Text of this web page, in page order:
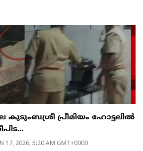
കുടുംബശ്രീ പ്രീമിയം ഹോട്ടലില്‍
17, 2026, 5:20 AM GMT+0000